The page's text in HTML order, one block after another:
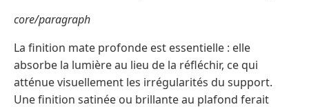
core/paragraph
La finition mate profonde est essentielle : elle
absorbe la lumière au lieu de la réfléchir, ce qui
atténue visuellement les irrégularités du support.
Une finition satinée ou brillante au plafond ferait